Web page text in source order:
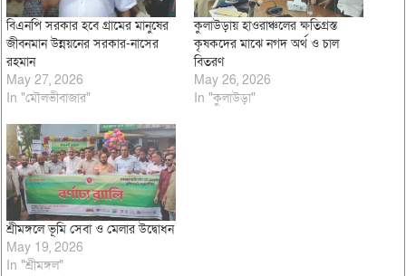
বিএনপি সরকার হবে গ্রামের মানুষের
জীবনমান উন্নয়নের সরকার-নাসের
রহমান
May 27, 2026
In "মৌলভীবাজার"
কুলাউড়ায় হাওরাঞ্চলের ক্ষতিগ্রস্ত
কৃষকদের মাঝে নগদ অর্থ ও চাল
বিতরণ
May 26, 2026
In "কুলাউড়া"
শ্রীমঙ্গলে ভূমি সেবা ও মেলার উদ্বোধন
May 19, 2026
In "শ্রীমঙ্গল"